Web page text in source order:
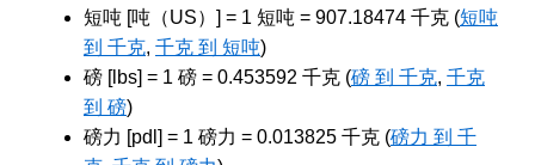
短吨 [吨（US）] = 1 短吨 = 907.18474 千克 (短吨
到 千克, 千克 到 短吨)
磅 [lbs] = 1 磅 = 0.453592 千克 (磅 到 千克, 千克
到 磅)
磅力 [pdl] = 1 磅力 = 0.013825 千克 (磅力 到 千